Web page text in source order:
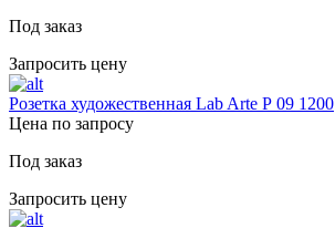
Под заказ
Запросить цену
Розетка художественная Lab Arte Р 09 1200
Цена по запросу
Под заказ
Запросить цену